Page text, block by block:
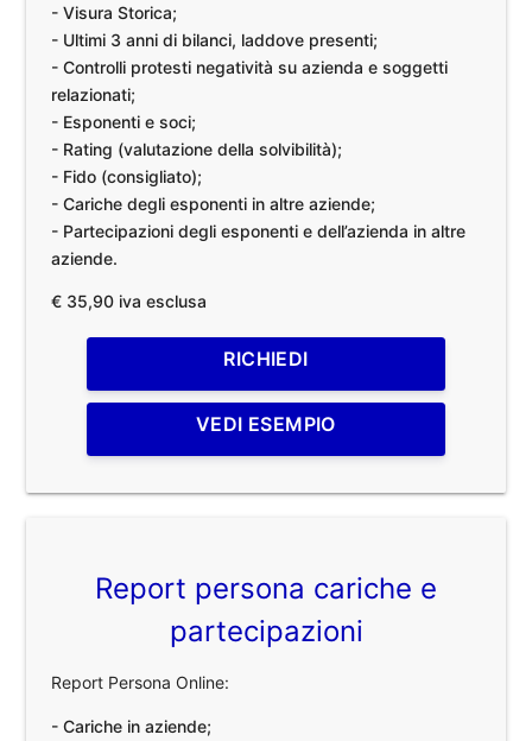
- Visura Storica;
- Ultimi 3 anni di bilanci, laddove presenti;
- Controlli protesti negatività su azienda e soggetti
relazionati;
- Esponenti e soci;
- Rating (valutazione della solvibilità);
- Fido (consigliato);
- Cariche degli esponenti in altre aziende;
- Partecipazioni degli esponenti e dell’azienda in altre
aziende.
€ 35,90 iva esclusa
RICHIEDI
VEDI ESEMPIO
Report persona cariche e
partecipazioni
Report Persona Online:
- Cariche in aziende;